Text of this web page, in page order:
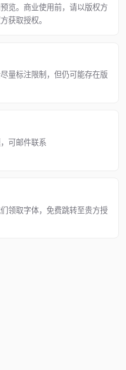
览。商业使用前，请以版权方
获取授权。
量标注限制，但仍可能存在版
可邮件联系
领取字体，免费跳转至贵方授